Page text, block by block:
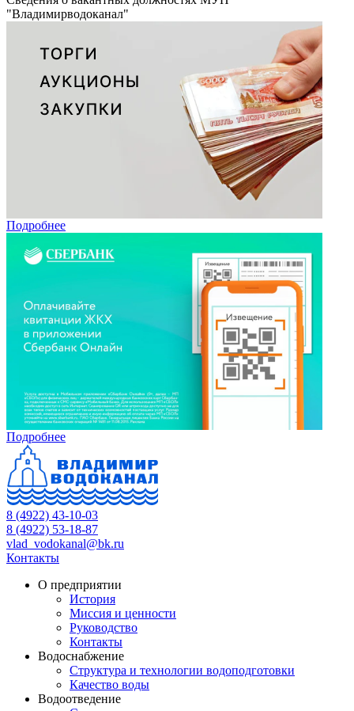
"Владимирводоканал"
Подробнее
Подробнее
8 (4922) 43-10-03
8 (4922) 53-18-87
vlad_vodokanal@bk.ru
Контакты
О предприятии
История
Миссия и ценности
Руководство
Контакты
Водоснабжение
Структура и технологии водоподготовки
Качество воды
Водоотведение